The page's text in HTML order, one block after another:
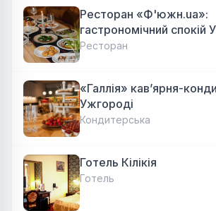
Ресторан «Ф'южн.ua»:
гастрономічний спокій
Авторська локальна
Ресторан
«Галлія» кав’ярня-
Ужгороді
Кондитерська
Готель Кілікія
Готель